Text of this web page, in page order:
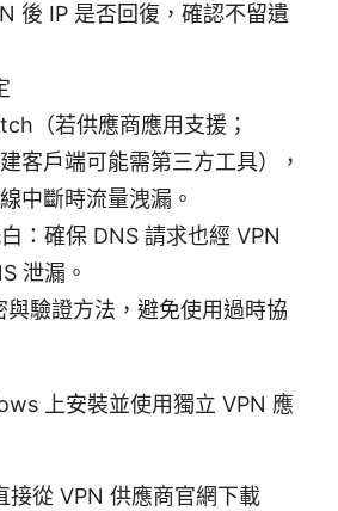
後 IP 是否回復，確認不留遺
（若供應商應用支援；
客戶端可能需第三方工具），
中斷時流量洩漏。
：確保 DNS 請求也經 VPN
泄漏。
與驗證方法，避免使用過時協
上安裝並使用獨立 VPN 應
接從 VPN 供應商官網下載